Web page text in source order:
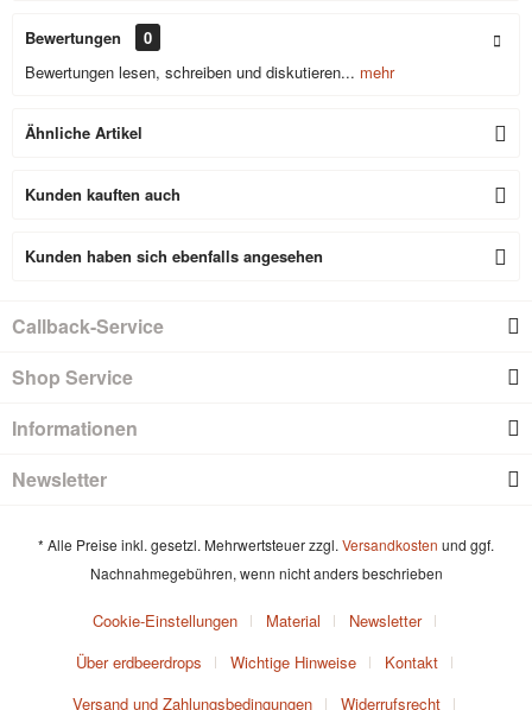
Bewertungen
0
Bewertungen lesen, schreiben und diskutieren... mehr
Ähnliche Artikel
Kunden kauften auch
Kunden haben sich ebenfalls angesehen
Callback-Service
Shop Service
Informationen
Newsletter
* Alle Preise inkl. gesetzl. Mehrwertsteuer zzgl. Versandkosten und ggf.
Nachnahmegebühren, wenn nicht anders beschrieben
Cookie-Einstellungen Material
Newsletter
Über erdbeerdrops
Wichtige Hinweise
Kontakt
Versand und Zahlungsbedingungen
Widerrufsrecht